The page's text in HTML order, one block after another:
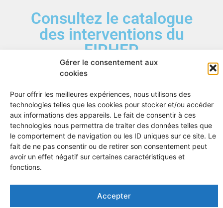
Gérer le consentement aux
cookies
Pour offrir les meilleures expériences, nous utilisons des
technologies telles que les cookies pour stocker et/ou accéder
aux informations des appareils. Le fait de consentir à ces
technologies nous permettra de traiter des données telles que
le comportement de navigation ou les ID uniques sur ce site. Le
fait de ne pas consentir ou de retirer son consentement peut
avoir un effet négatif sur certaines caractéristiques et
fonctions.
Accepter
Consultez le catalogue
des interventions du
FIPHFP